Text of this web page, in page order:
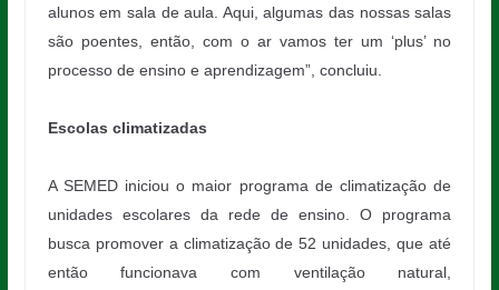
alunos em sala de aula. Aqui, algumas das nossas salas
são poentes, então, com o ar vamos ter um ‘plus’ no
processo de ensino e aprendizagem”, concluiu.
Escolas climatizadas
A SEMED iniciou o maior programa de climatização de
unidades escolares da rede de ensino. O programa
busca promover a climatização de 52 unidades, que até
então funcionava com ventilação natural,